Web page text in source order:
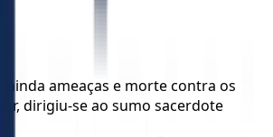
ainda ameaças e morte contra os
dirigiu-se ao sumo sacerdote